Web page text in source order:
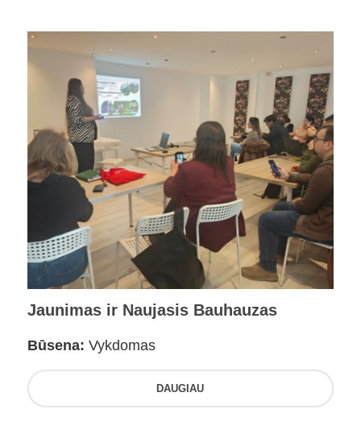
Jaunimas ir Naujasis Bauhauzas
Būsena: Vykdomas
DAUGIAU